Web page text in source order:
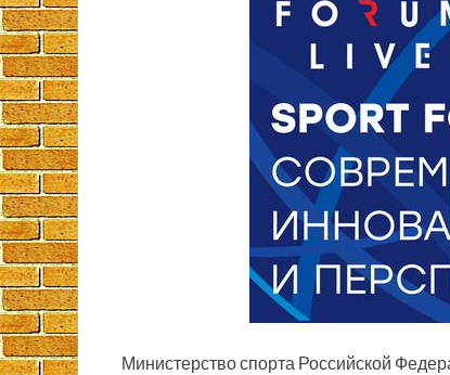
Министерство спорта Российской